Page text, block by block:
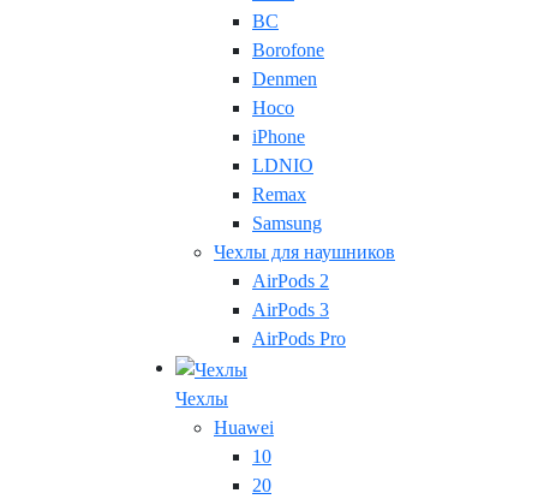
BC
Borofone
Denmen
Hoco
iPhone
LDNIO
Remax
Samsung
Чехлы для наушников
AirPods 2
AirPods 3
AirPods Pro
Чехлы
Huawei
10
20